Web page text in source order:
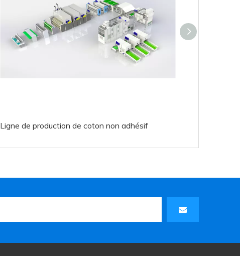
Ligne de production de coton non adhésif